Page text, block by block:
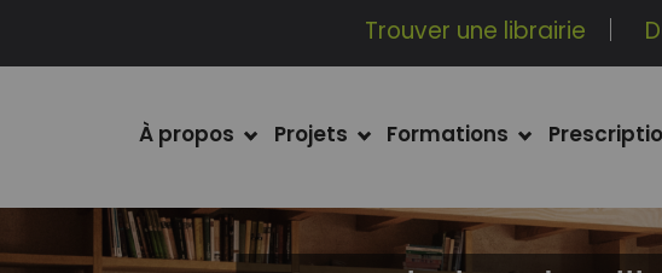
Trouver une librairie
À propos Projets Formations